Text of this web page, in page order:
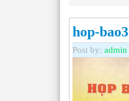
hop-bao3
Post by: admin